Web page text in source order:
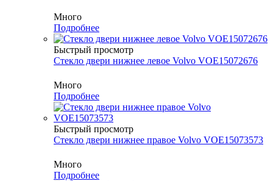
Много
Подробнее
Быстрый просмотр
Cтекло двери нижнее левое Volvo VOE15072676
Много
Подробнее
Быстрый просмотр
Cтекло двери нижнее правое Volvo VOE15073573
Много
Подробнее